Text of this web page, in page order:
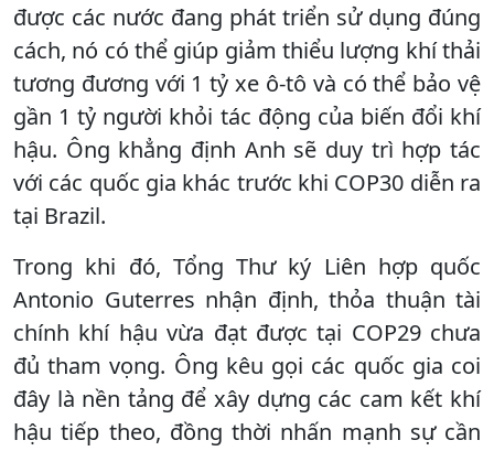
được các nước đang phát triển sử dụng đúng
cách, nó có thể giúp giảm thiểu lượng khí thải
tương đương với 1 tỷ xe ô-tô và có thể bảo vệ
gần 1 tỷ người khỏi tác động của biến đổi khí
hậu. Ông khẳng định Anh sẽ duy trì hợp tác
với các quốc gia khác trước khi COP30 diễn ra
tại Brazil.
Trong khi đó, Tổng Thư ký Liên hợp quốc
Antonio Guterres nhận định, thỏa thuận tài
chính khí hậu vừa đạt được tại COP29 chưa
đủ tham vọng. Ông kêu gọi các quốc gia coi
đây là nền tảng để xây dựng các cam kết khí
hậu tiếp theo, đồng thời nhấn mạnh sự cần